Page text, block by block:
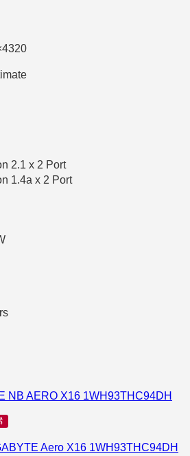
2.1 x 2 Port
1.4a x 2 Port
Aero X16 1WH93THC94DH